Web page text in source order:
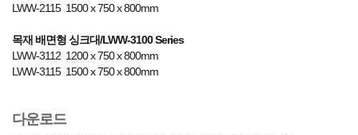
LWW-2115 1500 x 750 x 800mm
목재 배면형 싱크대/LWW-3100 Series
LWW-3112 1200 x 750 x 800mm
LWW-3115 1500 x 750 x 800mm
다운로드